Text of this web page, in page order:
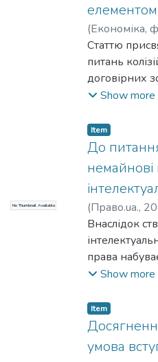
договорами
З’ясовано
відрізняють
робіт від
елементом.
(Економіка,
Anikina
Галина
Статтю
питань
договірних
регулюванні
належить
автономії
колізійний
можливість
відносин з
самостійно
що регулює
Однак в
неоднакове
автономії
Show more
No Thumbnail Available
Item
До
немайнові
(Право.ua.,
Volodymyrivna
Внаслідок
права
лише
особистих
тому, що
а) як
Show more
Item
умова